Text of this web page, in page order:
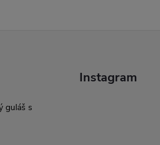
guláš s
Instagram